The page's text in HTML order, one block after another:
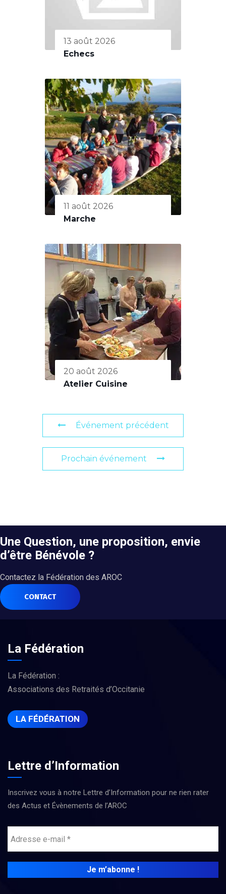
13 août 2026
Echecs
11 août 2026
Marche
20 août 2026
Atelier Cuisine
Événement précédent
Prochain événement
Une Question, une proposition, envie
d’être Bénévole ?
Contactez la Fédération des AROC
CONTACT
La Fédération
La Fédération :
Associations des Retraités d’Occitanie
LA FÉDÉRATION
Lettre d’Information
Inscrivez vous à notre Lettre d’Information pour ne rien rater
des Actus et Évènements de l’AROC